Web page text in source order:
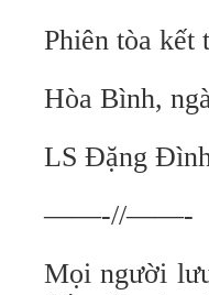
Phiên tòa kết
Hòa Bình,
LS Đặng
——-//——-
Mọi người